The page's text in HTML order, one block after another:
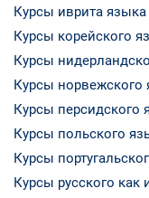
Курсы иврита языка
Курсы корейского
Курсы
Курсы норвежского
Курсы персидского
Курсы польского
Курсы
Курсы русского как